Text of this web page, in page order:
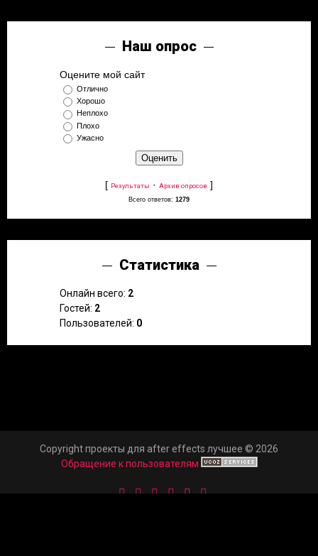
Наш опрос
Оцените мой сайт
Отлично
Хорошо
Неплохо
Плохо
Ужасно
[ Результаты · Архив опросов ]
Всего ответов: 1279
Статистика
Онлайн всего: 2
Гостей: 2
Пользователей: 0
Copyright проекты для after effects лучшее © 2026
Обращение к пользователям